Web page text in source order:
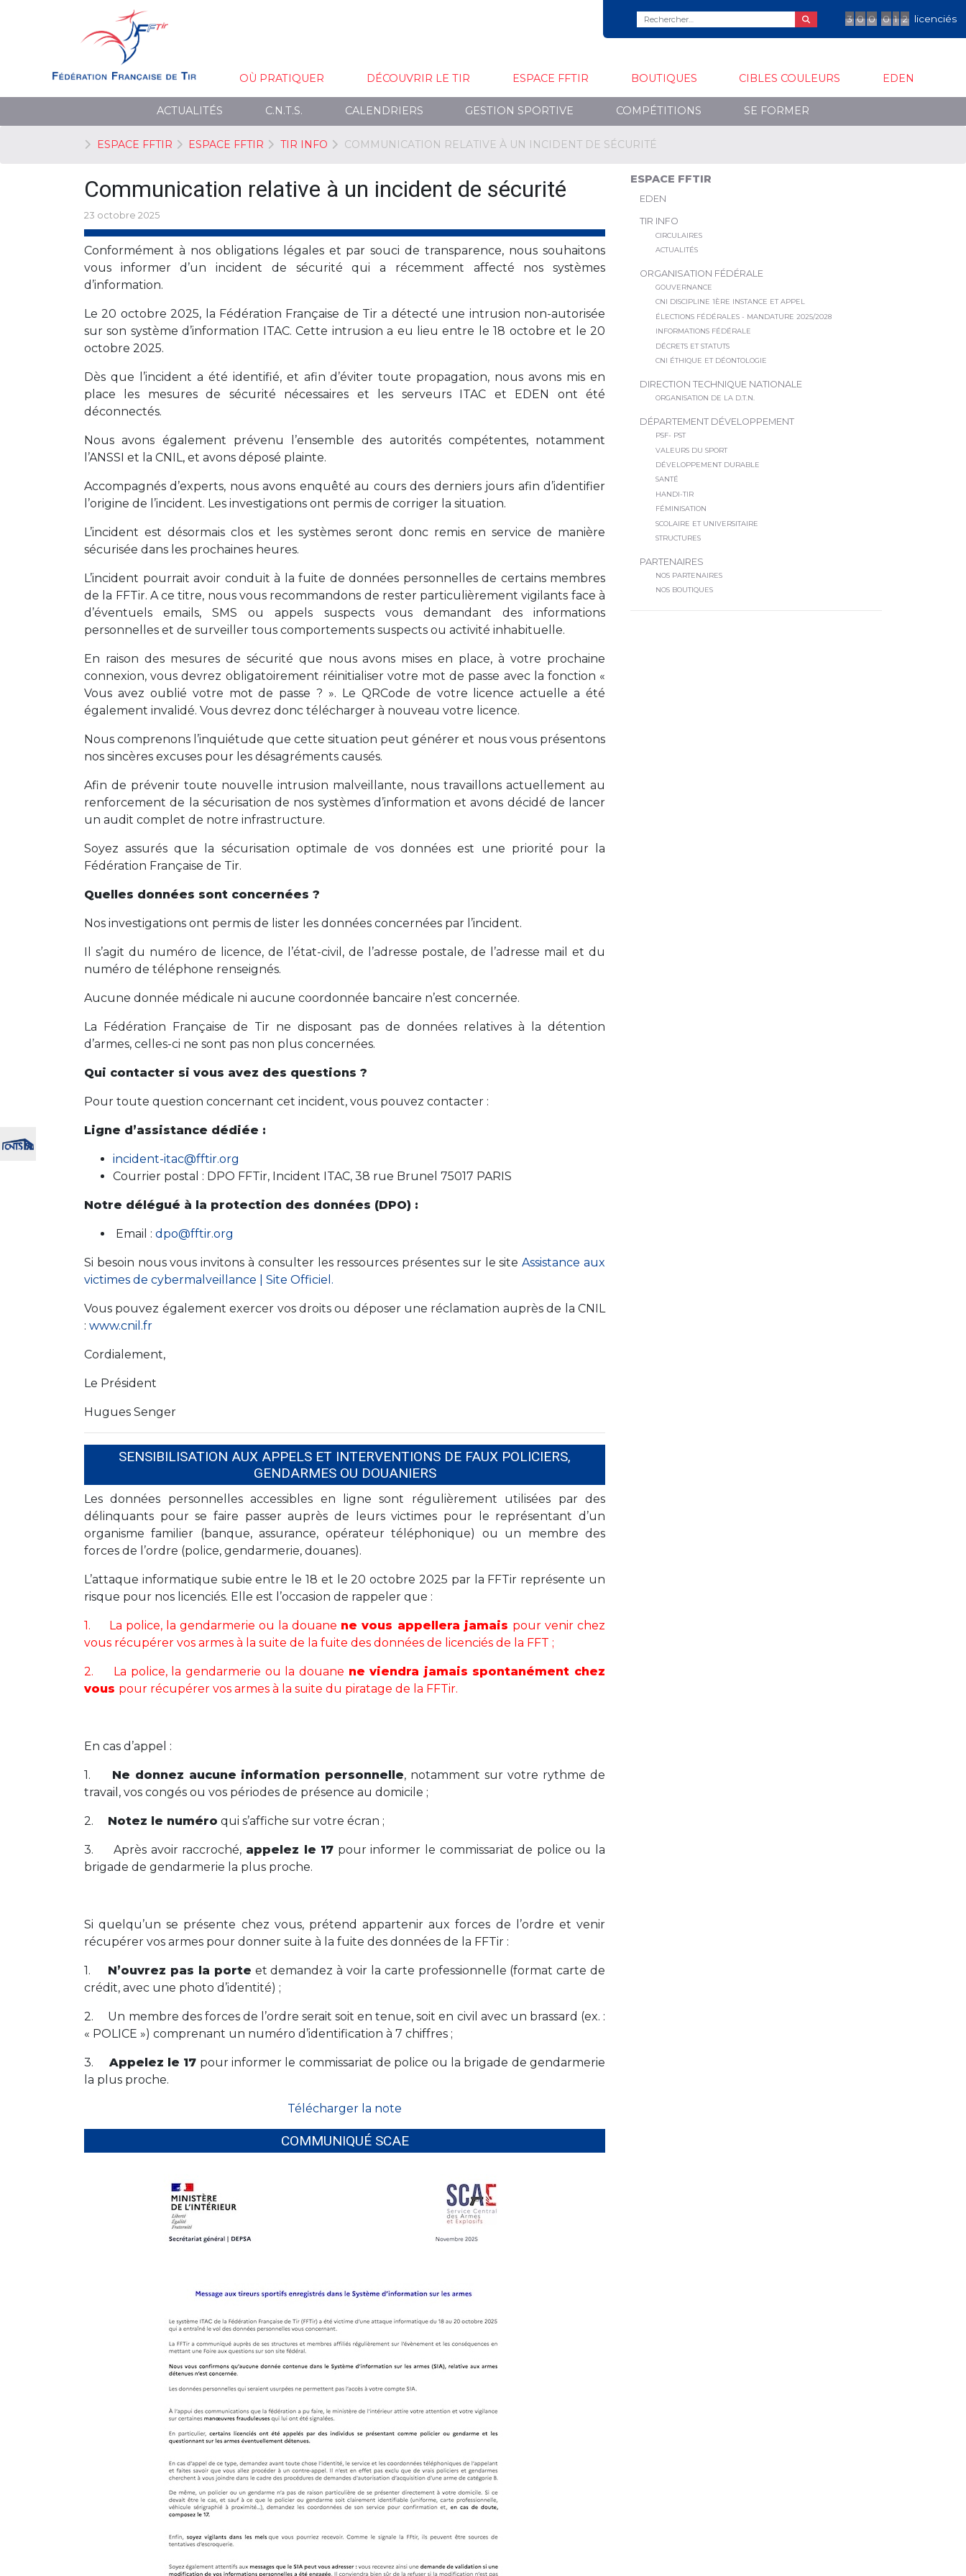
3 0 0 0 1 2 licenciés
OÙ PRATIQUER DÉCOUVRIR LE TIR ESPACE FFTIR BOUTIQUES CIBLES COULEURS EDEN
ACTUALITÉS C.N.T.S. CALENDRIERS GESTION SPORTIVE COMPÉTITIONS SE FORMER
ESPACE FFTIR ESPACE FFTIR TIR INFO COMMUNICATION RELATIVE À UN INCIDENT DE SÉCURITÉ
Communication relative à un incident de sécurité
23 octobre 2025
Conformément à nos obligations légales et par souci de transparence, nous souhaitons
vous informer d’un incident de sécurité qui a récemment affecté nos systèmes
d’information.
Le 20 octobre 2025, la Fédération Française de Tir a détecté une intrusion non-autorisée
sur son système d’information ITAC. Cette intrusion a eu lieu entre le 18 octobre et le 20
octobre 2025.
Dès que l’incident a été identifié, et afin d’éviter toute propagation, nous avons mis en
place les mesures de sécurité nécessaires et les serveurs ITAC et EDEN ont été
déconnectés.
Nous avons également prévenu l’ensemble des autorités compétentes, notamment
l’ANSSI et la CNIL, et avons déposé plainte.
Accompagnés d’experts, nous avons enquêté au cours des derniers jours afin d’identifier
l’origine de l’incident. Les investigations ont permis de corriger la situation.
L’incident est désormais clos et les systèmes seront donc remis en service de manière
sécurisée dans les prochaines heures.
L’incident pourrait avoir conduit à la fuite de données personnelles de certains membres
de la FFTir. A ce titre, nous vous recommandons de rester particulièrement vigilants face à
d’éventuels emails, SMS ou appels suspects vous demandant des informations
personnelles et de surveiller tous comportements suspects ou activité inhabituelle.
En raison des mesures de sécurité que nous avons mises en place, à votre prochaine
connexion, vous devrez obligatoirement réinitialiser votre mot de passe avec la fonction «
Vous avez oublié votre mot de passe ? ». Le QRCode de votre licence actuelle a été
également invalidé. Vous devrez donc télécharger à nouveau votre licence.
Nous comprenons l’inquiétude que cette situation peut générer et nous vous présentons
nos sincères excuses pour les désagréments causés.
Afin de prévenir toute nouvelle intrusion malveillante, nous travaillons actuellement au
renforcement de la sécurisation de nos systèmes d’information et avons décidé de lancer
un audit complet de notre infrastructure.
Soyez assurés que la sécurisation optimale de vos données est une priorité pour la
Fédération Française de Tir.
Quelles données sont concernées ?
Nos investigations ont permis de lister les données concernées par l’incident.
Il s’agit du numéro de licence, de l’état-civil, de l’adresse postale, de l’adresse mail et du
numéro de téléphone renseignés.
Aucune donnée médicale ni aucune coordonnée bancaire n’est concernée.
La Fédération Française de Tir ne disposant pas de données relatives à la détention
d’armes, celles-ci ne sont pas non plus concernées.
Qui contacter si vous avez des questions ?
Pour toute question concernant cet incident, vous pouvez contacter :
Ligne d’assistance dédiée :
incident-itac@fftir.org
Courrier postal : DPO FFTir, Incident ITAC, 38 rue Brunel 75017 PARIS
Notre délégué à la protection des données (DPO) :
Email : dpo@fftir.org
Si besoin nous vous invitons à consulter les ressources présentes sur le siteAssistance aux
victimes de cybermalveillance | Site Officiel.
Vous pouvez également exercer vos droits ou déposer une réclamation auprès de la CNIL
: www.cnil.fr
Cordialement,
Le Président
Hugues Senger
SENSIBILISATION AUX APPELS ET INTERVENTIONS DE FAUX POLICIERS,
GENDARMES OU DOUANIERS
Les données personnelles accessibles en ligne sont régulièrement utilisées par des
délinquants pour se faire passer auprès de leurs victimes pour le représentant d’un
organisme familier (banque, assurance, opérateur téléphonique) ou un membre des
forces de l’ordre (police, gendarmerie, douanes).
L’attaque informatique subie entre le 18 et le 20 octobre 2025 par la FFTir représente un
risque pour nos licenciés. Elle est l’occasion de rappeler que :
1. La police, la gendarmerie ou la douane ne vous appellera jamais pour venir chez
vous récupérer vos armes à la suite de la fuite des données de licenciés de la FFT ;
2. La police, la gendarmerie ou la douane ne viendra jamais spontanément chez
vous pour récupérer vos armes à la suite du piratage de la FFTir.
En cas d’appel :
1. Ne donnez aucune information personnelle, notamment sur votre rythme de
travail, vos congés ou vos périodes de présence au domicile ;
2. Notez le numéro qui s’affiche sur votre écran ;
3. Après avoir raccroché, appelez le 17 pour informer le commissariat de police ou la
brigade de gendarmerie la plus proche.
Si quelqu’un se présente chez vous, prétend appartenir aux forces de l’ordre et venir
récupérer vos armes pour donner suite à la fuite des données de la FFTir :
1. N’ouvrez pas la porte et demandez à voir la carte professionnelle (format carte de
crédit, avec une photo d’identité) ;
2. Un membre des forces de l’ordre serait soit en tenue, soit en civil avec un brassard (ex. :
« POLICE ») comprenant un numéro d’identification à 7 chiffres ;
3. Appelez le 17 pour informer le commissariat de police ou la brigade de gendarmerie
la plus proche.
Télécharger la note
COMMUNIQUÉ SCAE
ESPACE FFTIR
EDEN
TIR INFO
CIRCULAIRES
ACTUALITÉS
ORGANISATION FÉDÉRALE
GOUVERNANCE
CNI DISCIPLINE 1ÈRE INSTANCE ET APPEL
ÉLECTIONS FÉDÉRALES - MANDATURE 2025/2028
INFORMATIONS FÉDÉRALE
DÉCRETS ET STATUTS
CNI ÉTHIQUE ET DÉONTOLOGIE
DIRECTION TECHNIQUE NATIONALE
ORGANISATION DE LA D.T.N.
DÉPARTEMENT DÉVELOPPEMENT
PSF- PST
VALEURS DU SPORT
DÉVELOPPEMENT DURABLE
SANTÉ
HANDI-TIR
FÉMINISATION
SCOLAIRE ET UNIVERSITAIRE
STRUCTURES
PARTENAIRES
NOS PARTENAIRES
NOS BOUTIQUES